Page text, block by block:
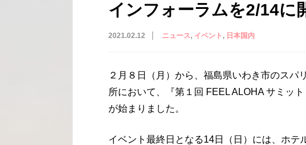
インフォーラムを2/14に
2021.02.12 ニュース イベント 日本国内
２月８日（月）から、福島県いわき市のスパ
所において、『第１回 FEEL ALOHAサミット
が始まりました。
イベント最終日となる14日（日）には、ホテ